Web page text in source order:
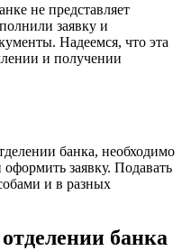
не представляет
заявку и
Надеемся, что эта
и получении
банка, необходимо
заявку. Подавать
и в разных
банка